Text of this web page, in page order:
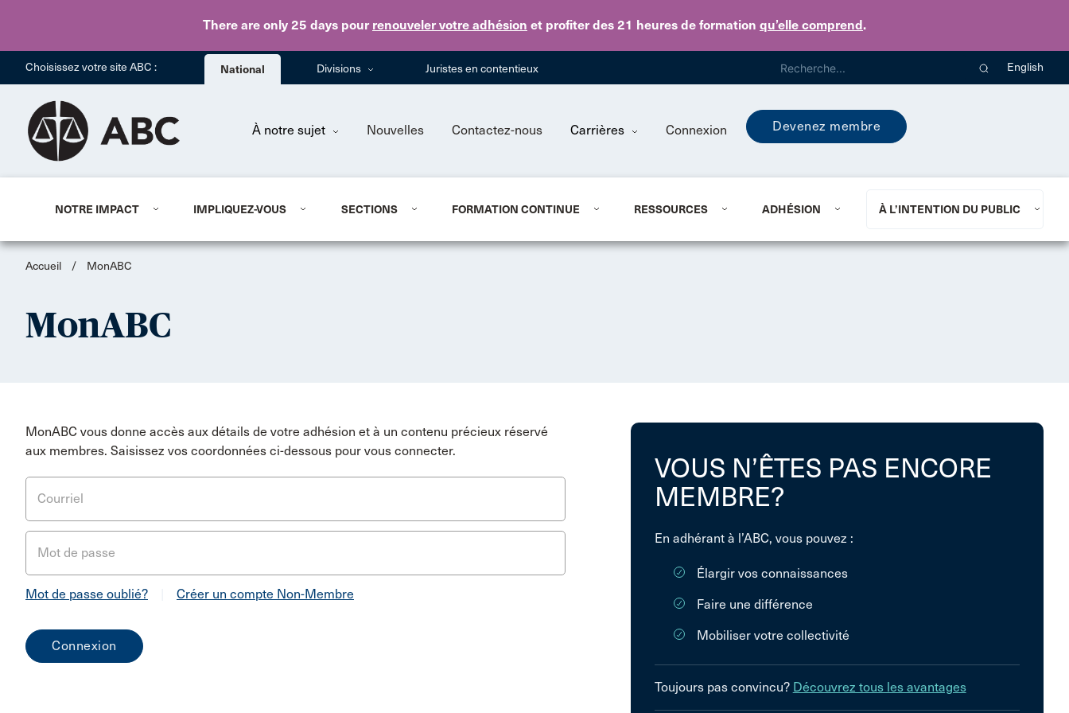
There are only 25 days pour renouveler votre adhésion et profiter des 21 heures de formation qu’elle comprend.
Skip to main content
Choisissez votre site ABC : National Divisions Juristes en contentieux English
À notre sujet Nouvelles Contactez-nous Carrières Connexion Devenez membre
NOTRE IMPACT IMPLIQUEZ-VOUS SECTIONS FORMATION CONTINUE RESSOURCES ADHÉSION À L’INTENTION DU PUBLIC
Accueil / MonABC
MonABC
MonABC vous donne accès aux détails de votre adhésion et à un contenu précieux réservé
aux membres. Saisissez vos coordonnées ci-dessous pour vous connecter.
Courriel
Mot de passe
Mot de passe oublié? Créer un compte Non-Membre
VOUS N’ÊTES PAS ENCORE
MEMBRE?
En adhérant à l’ABC, vous pouvez :
Élargir vos connaissances
Faire une différence
Mobiliser votre collectivité
Toujours pas convincu? Découvrez tous les avantages